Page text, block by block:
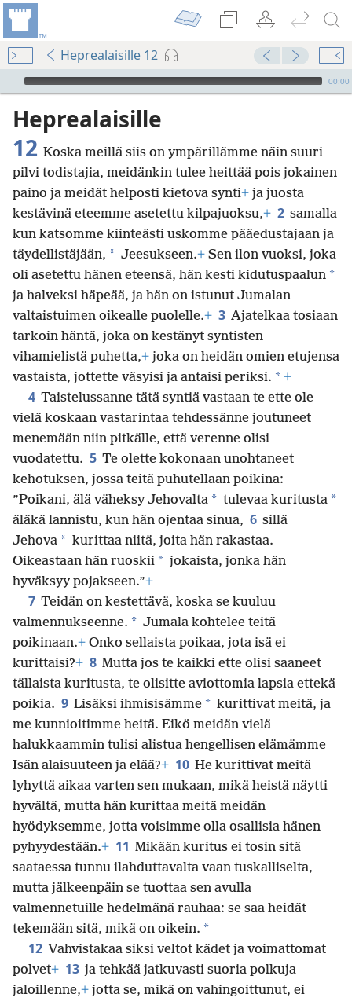
Heprealaisille 12
Audio Player
00:00
Heprealaisille
12 Koska meillä siis on ympärillämme näin suuri
pilvi todistajia, meidänkin tulee heittää pois jokainen
paino ja meidät helposti kietova synti+ ja juosta
kestävinä eteemme asetettu kilpajuoksu,+ 2 samalla
kun katsomme kiinteästi uskomme pääedustajaan ja
täydellistäjään, * Jeesukseen.+ Sen ilon vuoksi, joka
oli asetettu hänen eteensä, hän kesti kidutuspaalun *
ja halveksi häpeää, ja hän on istunut Jumalan
valtaistuimen oikealle puolelle.+ 3 Ajatelkaa tosiaan
tarkoin häntä, joka on kestänyt syntisten
vihamielistä puhetta,+ joka on heidän omien etujensa
vastaista, jottette väsyisi ja antaisi periksi. * +
4 Taistelussanne tätä syntiä vastaan te ette ole
vielä koskaan vastarintaa tehdessänne joutuneet
menemään niin pitkälle, että verenne olisi
vuodatettu. 5 Te olette kokonaan unohtaneet
kehotuksen, jossa teitä puhutellaan poikina:
”Poikani, älä väheksy Jehovalta * tulevaa kuritusta *
äläkä lannistu, kun hän ojentaa sinua, 6 sillä
Jehova * kurittaa niitä, joita hän rakastaa.
Oikeastaan hän ruoskii * jokaista, jonka hän
hyväksyy pojakseen.”+
7 Teidän on kestettävä, koska se kuuluu
valmennukseenne. * Jumala kohtelee teitä
poikinaan.+ Onko sellaista poikaa, jota isä ei
kurittaisi?+ 8 Mutta jos te kaikki ette olisi saaneet
tällaista kuritusta, te olisitte aviottomia lapsia ettekä
poikia. 9 Lisäksi ihmisisämme * kurittivat meitä, ja
me kunnioitimme heitä. Eikö meidän vielä
halukkaammin tulisi alistua hengellisen elämämme
Isän alaisuuteen ja elää?+ 10 He kurittivat meitä
lyhyttä aikaa varten sen mukaan, mikä heistä näytti
hyvältä, mutta hän kurittaa meitä meidän
hyödyksemme, jotta voisimme olla osallisia hänen
pyhyydestään.+ 11 Mikään kuritus ei tosin sitä
saataessa tunnu ilahduttavalta vaan tuskalliselta,
mutta jälkeenpäin se tuottaa sen avulla
valmennetuille hedelmänä rauhaa: se saa heidät
tekemään sitä, mikä on oikein. *
12 Vahvistakaa siksi veltot kädet ja voimattomat
polvet+ 13 ja tehkää jatkuvasti suoria polkuja
jaloillenne,+ jotta se, mikä on vahingoittunut, ei